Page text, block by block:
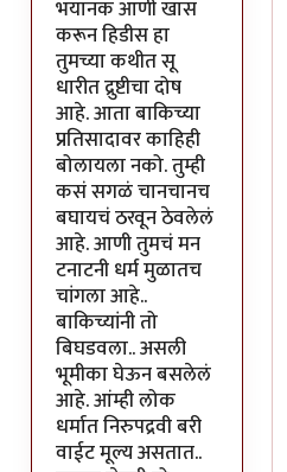
भयानक आणी खास
करून हिडीस हा
तुमच्या कथीत सू
धारीत द्रुष्टीचा दोष
आहे. आता बाकिच्या
प्रतिसादावर काहिही
बोलायला नको. तुम्ही
कसं सगळं चानचानच
बघायचं ठरवून ठेवलेलं
आहे. आणी तुमचं मन
टनाटनी धर्म मुळातच
चांगला आहे..
बाकिच्यांनी तो
बिघडवला.. असली
भूमीका घेऊन बसलेलं
आहे. आंम्ही लोक
धर्मात निरुपद्रवी बरी
वाईट मूल्य असतात..